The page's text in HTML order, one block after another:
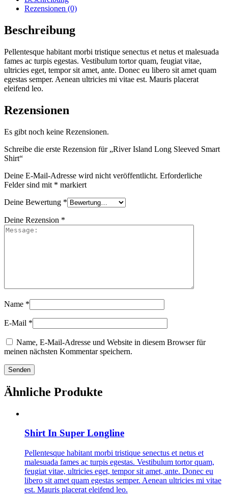
Shirt
Menge
Rezensionen (0)
Beschreibung
Pellentesque habitant morbi tristique senectus et netus et malesuada
fames ac turpis egestas. Vestibulum tortor quam, feugiat vitae,
ultricies eget, tempor sit amet, ante. Donec eu libero sit amet quam
egestas semper. Aenean ultricies mi vitae est. Mauris placerat
eleifend leo.
Rezensionen
Es gibt noch keine Rezensionen.
Schreibe die erste Rezension für „River Island Long Sleeved Smart
Shirt“
Deine E-Mail-Adresse wird nicht veröffentlicht. Erforderliche
Felder sind mit * markiert
Deine Bewertung *
Deine Rezension *
Name *
E-Mail *
Name, E-Mail-Adresse und Website in diesem Browser für
meinen nächsten Kommentar speichern.
Ähnliche Produkte
Shirt In Super Longline
Pellentesque habitant morbi tristique senectus et netus et
malesuada fames ac turpis egestas. Vestibulum tortor quam,
feugiat vitae, ultricies eget, tempor sit amet, ante. Donec eu
libero sit amet quam egestas semper. Aenean ultricies mi vitae
est. Mauris placerat eleifend leo.